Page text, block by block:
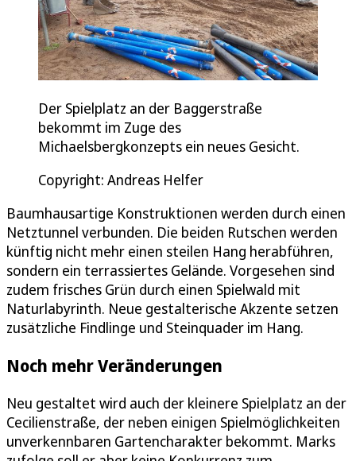
Der Spielplatz an der Baggerstraße
bekommt im Zuge des
Michaelsbergkonzepts ein neues Gesicht.
Copyright: Andreas Helfer
Baumhausartige Konstruktionen werden durch einen
Netztunnel verbunden. Die beiden Rutschen werden
künftig nicht mehr einen steilen Hang herabführen,
sondern ein terrassiertes Gelände. Vorgesehen sind
zudem frisches Grün durch einen Spielwald mit
Naturlabyrinth. Neue gestalterische Akzente setzen
zusätzliche Findlinge und Steinquader im Hang.
Noch mehr Veränderungen
Neu gestaltet wird auch der kleinere Spielplatz an der
Cecilienstraße, der neben einigen Spielmöglichkeiten
unverkennbaren Gartencharakter bekommt. Marks